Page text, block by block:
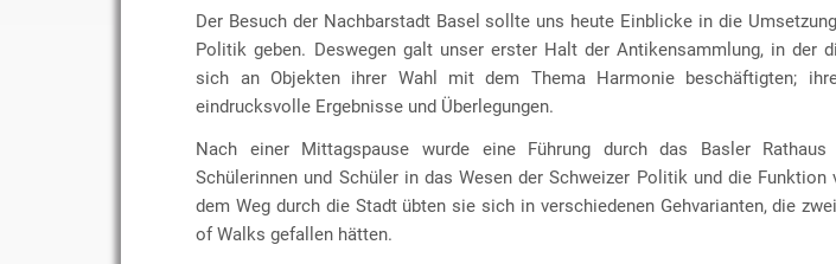
Der Besuch der Nachbarstadt Basel sollte uns heute Einblicke in die
Politik geben. Deswegen galt unser erster Halt der Antikensammlung, in der
sich an Objekten ihrer Wahl mit dem Thema Harmonie beschäftigten;
eindrucksvolle Ergebnisse und Überlegungen.
Nach einer Mittagspause wurde eine Führung durch das Basler
Schülerinnen und Schüler in das Wesen der Schweizer Politik und die
dem Weg durch die Stadt übten sie sich in verschiedenen Gehvarianten, die
of Walks gefallen hätten.